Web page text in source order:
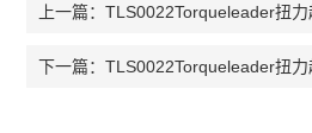
上一篇：TLS0022Torqueleader扭力起
下一篇：TLS0022Torqueleader扭力起子